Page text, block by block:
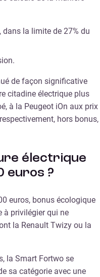
la limite de 27% du
de façon significative
citadine électrique plus
à la Peugeot iOn aux prix
hors bonus,
électrique
euros ?
euros, bonus écologique
à privilégier qui ne
la Renault Twizy ou la
la Smart Fortwo se
sa catégorie avec une